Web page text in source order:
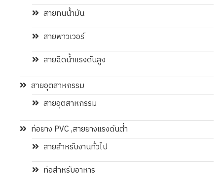
สายทนน้ำมัน
สายพาวเวอร์
สายฉีดน้ำแรงดันสูง
สายอุตสาหกรรม
สายอุตสาหกรรม
ท่อยาง PVC ,สายยางแรงดันต่ำ
สายสำหรับงานทั่วไป
ท่อสำหรับอาหาร